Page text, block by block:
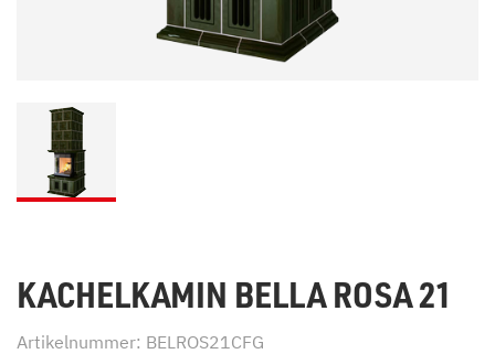
KACHELKAMIN BELLA ROSA 21
Artikelnummer: BELROS21CFG